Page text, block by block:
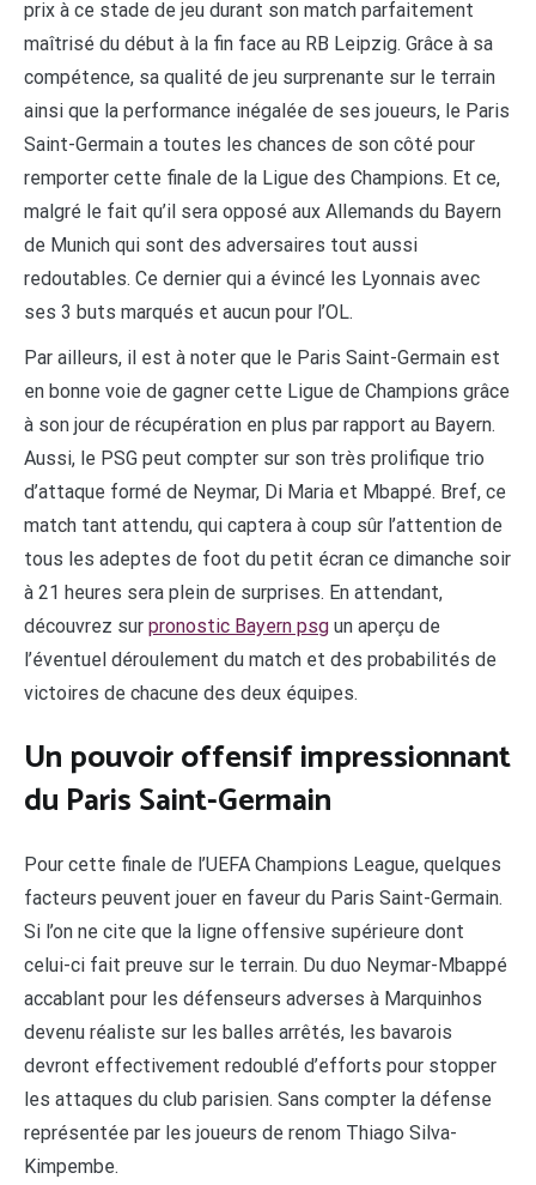
prix à ce stade de jeu durant son match parfaitement
maîtrisé du début à la fin face au RB Leipzig. Grâce à sa
compétence, sa qualité de jeu surprenante sur le terrain
ainsi que la performance inégalée de ses joueurs, le Paris
Saint-Germain a toutes les chances de son côté pour
remporter cette finale de la Ligue des Champions. Et ce,
malgré le fait qu’il sera opposé aux Allemands du Bayern
de Munich qui sont des adversaires tout aussi
redoutables. Ce dernier qui a évincé les Lyonnais avec
ses 3 buts marqués et aucun pour l’OL.
Par ailleurs, il est à noter que le Paris Saint-Germain est
en bonne voie de gagner cette Ligue de Champions grâce
à son jour de récupération en plus par rapport au Bayern.
Aussi, le PSG peut compter sur son très prolifique trio
d’attaque formé de Neymar, Di Maria et Mbappé. Bref, ce
match tant attendu, qui captera à coup sûr l’attention de
tous les adeptes de foot du petit écran ce dimanche soir
à 21 heures sera plein de surprises. En attendant,
découvrez sur pronostic Bayern psg un aperçu de
l’éventuel déroulement du match et des probabilités de
victoires de chacune des deux équipes.
Un pouvoir offensif impressionnant
du Paris Saint-Germain
Pour cette finale de l’UEFA Champions League, quelques
facteurs peuvent jouer en faveur du Paris Saint-Germain.
Si l’on ne cite que la ligne offensive supérieure dont
celui-ci fait preuve sur le terrain. Du duo Neymar-Mbappé
accablant pour les défenseurs adverses à Marquinhos
devenu réaliste sur les balles arrêtés, les bavarois
devront effectivement redoublé d’efforts pour stopper
les attaques du club parisien. Sans compter la défense
représentée par les joueurs de renom Thiago Silva-
Kimpembe.